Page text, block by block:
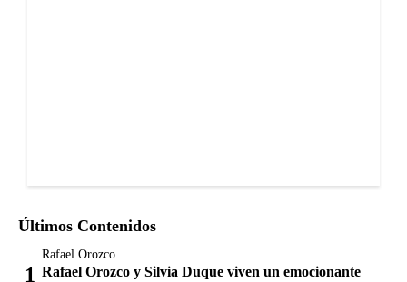
Últimos Contenidos
Rafael Orozco
Rafael Orozco y Silvia Duque viven un emocionante